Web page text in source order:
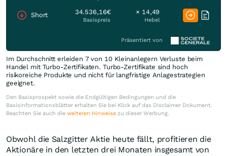
Short 34.536,16€
Basispreis
× 14,49
Hebel
Präsentiert von
Im Durchschnitt erleiden 7 von 10 Kleinanlegern Verluste beim
Handel mit Turbo-Zertifikaten. Turbo-Zertifikate sind hoch
risikoreiche Produkte und nicht für langfristige Anlagestrategien
geeignet.
Den Basisprospekt sowie die Endgültigen Bedingungen und die
Basisinformationsblätter erhalten Sie bei Klick auf das Disclaimer Dokument.
Beachten Sie auch die weiteren Hinweise zu dieser Werbung.
Obwohl die Salzgitter Aktie heute fällt, profitieren die
Aktionäre in den letzten drei Monaten insgesamt von